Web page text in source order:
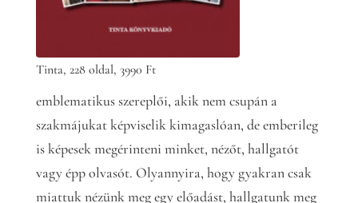
Tinta, 228 oldal, 3990 Ft
emblematikus szereplői, akik nem csupán a
szakmájukat képviselik kimagaslóan, de emberileg
is képesek megérinteni minket, nézőt, hallgatót
vagy épp olvasót. Olyannyira, hogy gyakran csak
miattuk nézünk meg egy előadást, hallgatunk meg